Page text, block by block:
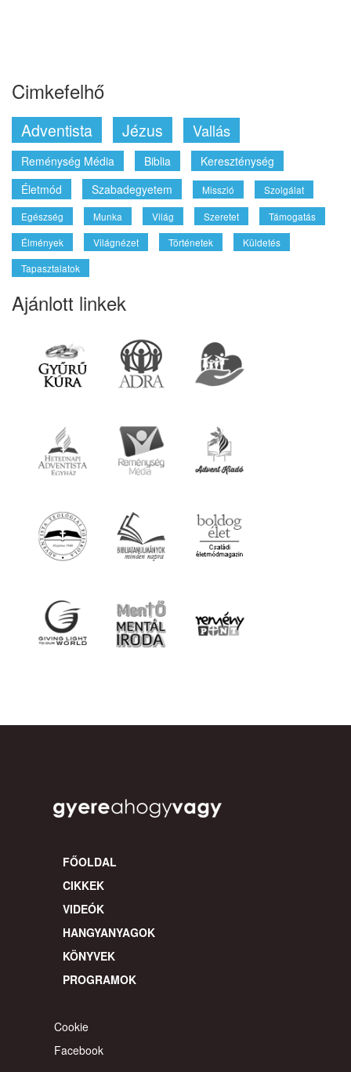
Cimkefelhő
Adventista Jézus Vallás
Reménység Média Biblia
Kereszténység
Életmód
Szabadegyetem Misszió
Szolgálat
Egészség
Munka Világ Szeretet
Támogatás
Élmények
Világnézet Történetek
Küldetés
Tapasztalatok
Ajánlott linkek
FŐOLDAL
CIKKEK
VIDEÓK
HANGYANYAGOK
KÖNYVEK
PROGRAMOK
Cookie
Facebook